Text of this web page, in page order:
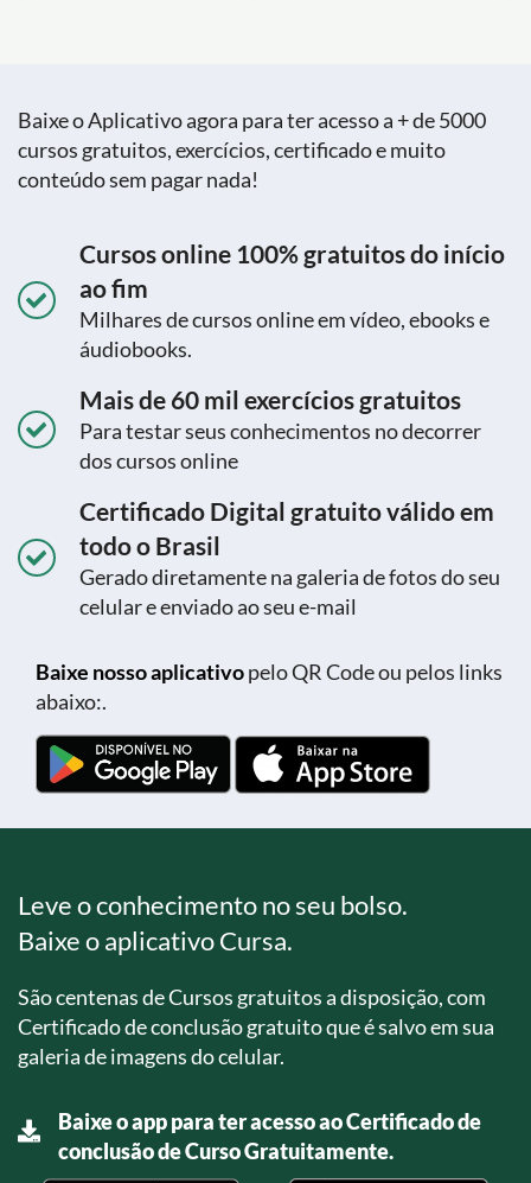
Baixe o Aplicativo agora para ter acesso a + de 5000
cursos gratuitos, exercícios, certificado e muito
conteúdo sem pagar nada!
Cursos online 100% gratuitos do início
ao fim
Milhares de cursos online em vídeo, ebooks e
áudiobooks.
Mais de 60 mil exercícios gratuitos
Para testar seus conhecimentos no decorrer
dos cursos online
Certificado Digital gratuito válido em
todo o Brasil
Gerado diretamente na galeria de fotos do seu
celular e enviado ao seu e-mail
Baixe nosso aplicativopelo QR Code ou pelos links
abaixo:.
Leve o conhecimento no seu bolso.
Baixe o aplicativo Cursa.
São centenas de Cursos gratuitos a disposição, com
Certificado de conclusão gratuito que é salvo em sua
galeria de imagens do celular.
Baixe o app para ter acesso ao Certificado de
conclusão de Curso Gratuitamente.